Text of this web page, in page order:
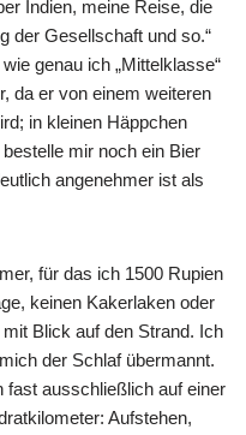
Indien, meine Reise, die
der Gesellschaft und so.“
genau ich „Mittelklasse“
da er von einem weiteren
in kleinen Häppchen
mir noch ein Bier
angenehmer ist als
für das ich 1500 Rupien
keinen Kakerlaken oder
Blick auf den Strand. Ich
der Schlaf übermannt.
fast ausschließlich auf einer
Aufstehen,